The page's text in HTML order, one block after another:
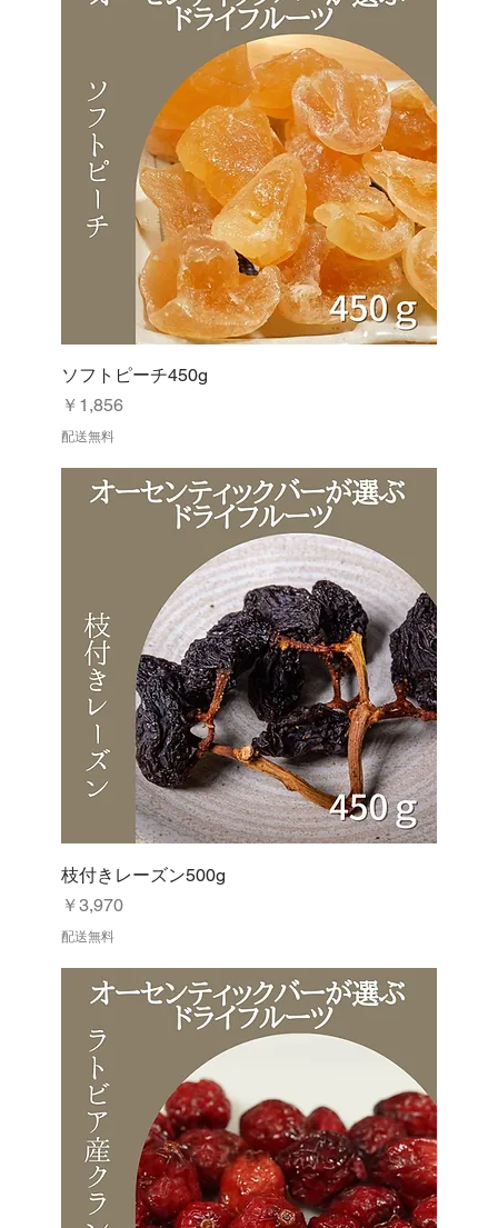
ソフトピーチ450g
価格
￥1,856
配送無料
枝付きレーズン500g
価格
￥3,970
配送無料